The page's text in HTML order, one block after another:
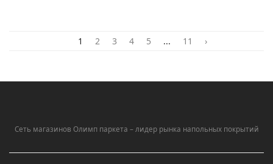
1 2 3 4 5 ... 11 ›
Сеть магазинов Олимп паркета – лидер рынка напольных покрытий